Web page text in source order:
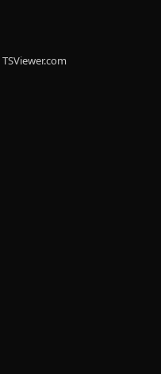
TSViewer.com